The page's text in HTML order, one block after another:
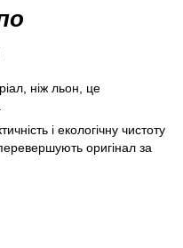
ніж льон, це
і екологічну чистоту
оригінал за